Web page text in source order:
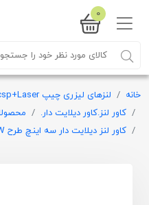
0
خانه لنزهای لیزری چیپ csp+Laser
کاور لنز.کاور دیلایت دار.
کاور لنز دیلایت دار سه اینچ طرح BMW